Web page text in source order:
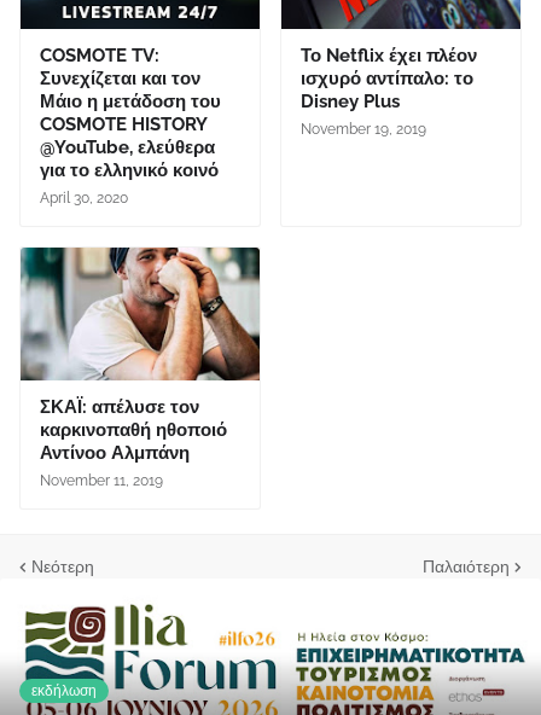
COSMOTE TV:
Συνεχίζεται και τον
Μάιο η μετάδοση του
COSMOTE HISTORY
@YouTube, ελεύθερα
για το ελληνικό κοινό
April 30, 2020
Το Netflix έχει πλέον
ισχυρό αντίπαλο: το
Disney Plus
November 19, 2019
ΣΚΑΪ: απέλυσε τον
καρκινοπαθή ηθοποιό
Αντίνοο Αλμπάνη
November 11, 2019
Νεότερη Παλαιότερη
εκδήλωση